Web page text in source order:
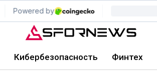
Кибербезопасность Финтех